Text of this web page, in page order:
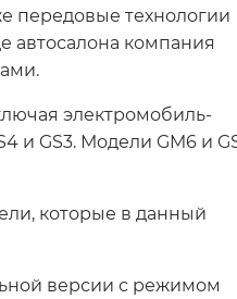
передовые технологии
автосалона компания
электромобиль-
и GS3. Модели GM6 и
которые в данный
версии с режимом